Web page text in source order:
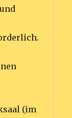
(im